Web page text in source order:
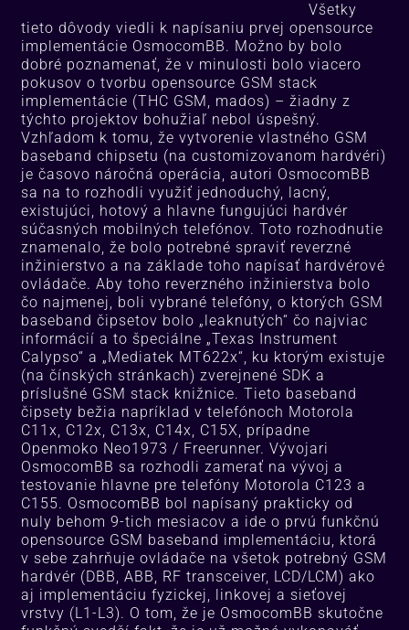
Všetky
tieto dôvody viedli k napísaniu prvej opensource
implementácie OsmocomBB. Možno by bolo
dobré poznamenať, že v minulosti bolo viacero
pokusov o tvorbu opensource GSM stack
implementácie (THC GSM, mados) – žiadny z
týchto projektov bohužiaľ nebol úspešný.
Vzhľadom k tomu, že vytvorenie vlastného GSM
baseband chipsetu (na customizovanom hardvéri)
je časovo náročná operácia, autori OsmocomBB
sa na to rozhodli využiť jednoduchý, lacný,
existujúci, hotový a hlavne fungujúci hardvér
súčasných mobilných telefónov. Toto rozhodnutie
znamenalo, že bolo potrebné spraviť reverzné
inžinierstvo a na základe toho napísať hardvérové
ovládače. Aby toho reverzného inžinierstva bolo
čo najmenej, boli vybrané telefóny, o ktorých GSM
baseband čipsetov bolo „leaknutých“ čo najviac
informácií a to špeciálne „Texas Instrument
Calypso“ a „Mediatek MT622x“, ku ktorým existuje
(na čínských stránkach) zverejnené SDK a
príslušné GSM stack knižnice. Tieto baseband
čipsety bežia napríklad v telefónoch Motorola
C11x, C12x, C13x, C14x, C15X, prípadne
Openmoko Neo1973 / Freerunner. Vývojari
OsmocomBB sa rozhodli zamerať na vývoj a
testovanie hlavne pre telefóny Motorola C123 a
C155. OsmocomBB bol napísaný prakticky od
nuly behom 9-tich mesiacov a ide o prvú funkčnú
opensource GSM baseband implementáciu, ktorá
v sebe zahrňuje ovládače na všetok potrebný GSM
hardvér (DBB, ABB, RF transceiver, LCD/LCM) ako
aj implementáciu fyzickej, linkovej a sieťovej
vrstvy (L1-L3). O tom, že je OsmocomBB skutočne